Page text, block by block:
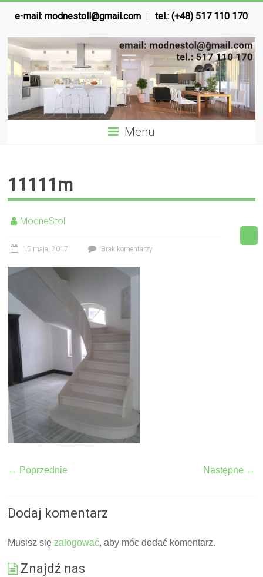
e-mail:modnestoll@gmail.com tel.: (+48) 517 110 170
Menu
11111m
ModneStol
15 maja, 2017 Brak komentarzy
← Poprzednie Następne →
Dodaj komentarz
Musisz się zalogować, aby móc dodać komentarz.
Znajdź nas